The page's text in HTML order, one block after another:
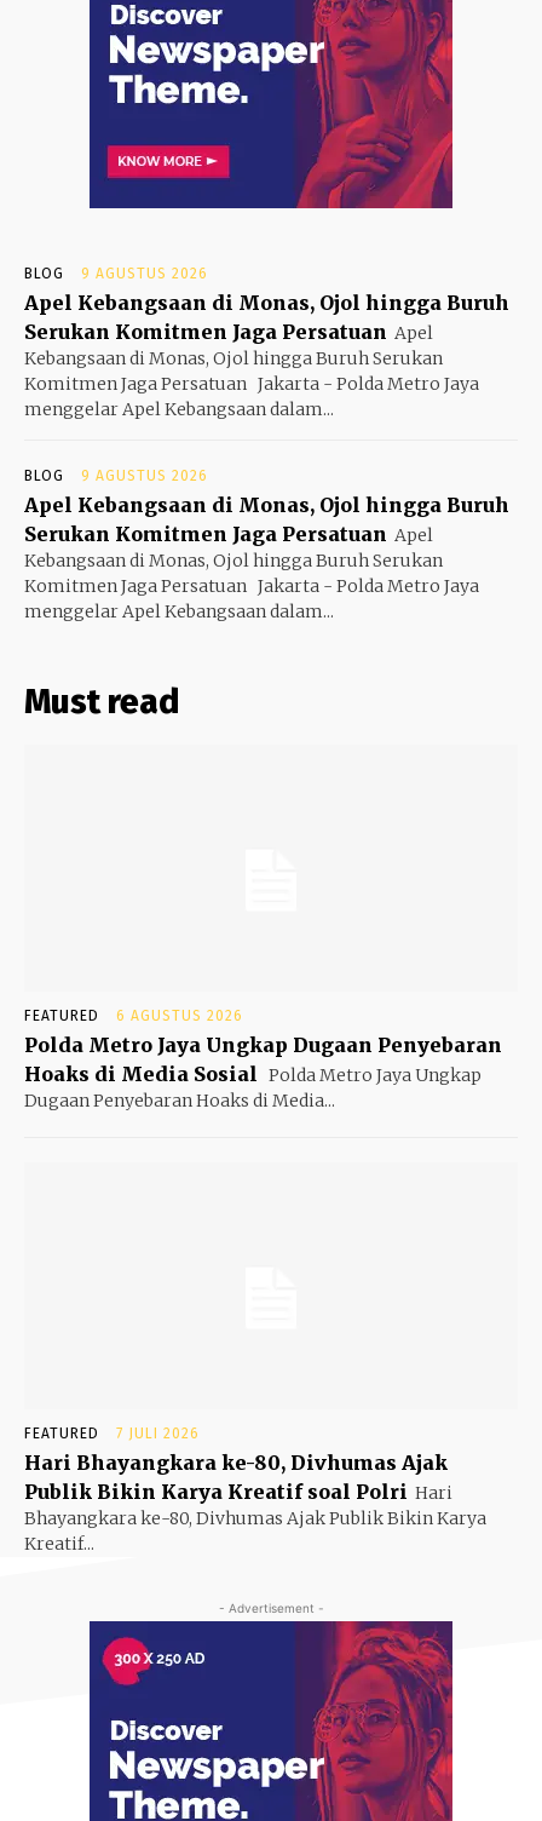
BLOG 9 AGUSTUS 2026
Apel Kebangsaan di Monas, Ojol hingga Buruh
Serukan Komitmen Jaga Persatuan Apel
Kebangsaan di Monas, Ojol hingga Buruh Serukan
Komitmen Jaga Persatuan Jakarta - Polda Metro Jaya
menggelar Apel Kebangsaan dalam...
BLOG 9 AGUSTUS 2026
Apel Kebangsaan di Monas, Ojol hingga Buruh
Serukan Komitmen Jaga Persatuan Apel
Kebangsaan di Monas, Ojol hingga Buruh Serukan
Komitmen Jaga Persatuan Jakarta - Polda Metro Jaya
menggelar Apel Kebangsaan dalam...
Must read
FEATURED 6 AGUSTUS 2026
Polda Metro Jaya Ungkap Dugaan Penyebaran
Hoaks di Media Sosial Polda Metro Jaya Ungkap
Dugaan Penyebaran Hoaks di Media...
FEATURED 7 JULI 2026
Hari Bhayangkara ke-80, Divhumas Ajak
Publik Bikin Karya Kreatif soal Polri Hari
Bhayangkara ke-80, Divhumas Ajak Publik Bikin Karya
Kreatif...
- Advertisement -